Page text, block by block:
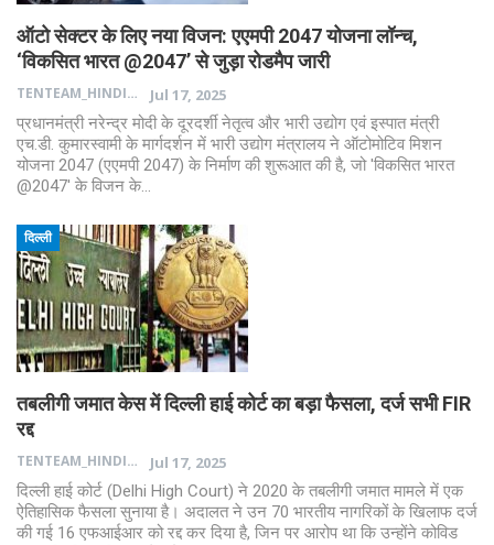
ऑटो सेक्टर के लिए नया विजन: एएमपी 2047 योजना लॉन्च,
‘विकसित भारत @2047’ से जुड़ा रोडमैप जारी
TENTEAM_HINDI
Jul 17, 2025
प्रधानमंत्री नरेन्द्र मोदी के दूरदर्शी नेतृत्व और भारी उद्योग एवं इस्पात मंत्री
एच.डी. कुमारस्वामी के मार्गदर्शन में भारी उद्योग मंत्रालय ने ऑटोमोटिव मिशन
योजना 2047 (एएमपी 2047) के निर्माण की शुरूआत की है, जो 'विकसित भारत
@2047' के विजन के…
दिल्ली
तबलीगी जमात केस में दिल्ली हाई कोर्ट का बड़ा फैसला, दर्ज सभी FIR
रद्द
TENTEAM_HINDI
Jul 17, 2025
दिल्ली हाई कोर्ट (Delhi High Court) ने 2020 के तबलीगी जमात मामले में एक
ऐतिहासिक फैसला सुनाया है। अदालत ने उन 70 भारतीय नागरिकों के खिलाफ दर्ज
की गई 16 एफआईआर को रद्द कर दिया है, जिन पर आरोप था कि उन्होंने कोविड